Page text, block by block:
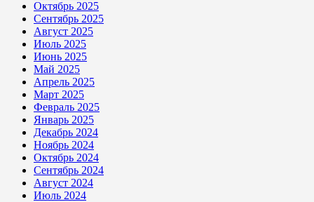
Октябрь 2025
Сентябрь 2025
Август 2025
Июль 2025
Июнь 2025
Май 2025
Апрель 2025
Март 2025
Февраль 2025
Январь 2025
Декабрь 2024
Ноябрь 2024
Октябрь 2024
Сентябрь 2024
Август 2024
Июль 2024